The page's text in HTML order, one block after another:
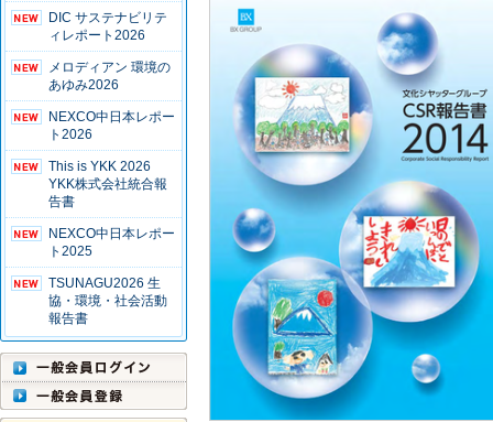
DIC サステナビリテ
ィレポート2026
メロディアン 環境の
あゆみ2026
NEXCO中日本レポー
ト2026
This is YKK 2026
YKK株式会社統合報
告書
NEXCO中日本レポー
ト2025
TSUNAGU2026 生
協・環境・社会活動
報告書